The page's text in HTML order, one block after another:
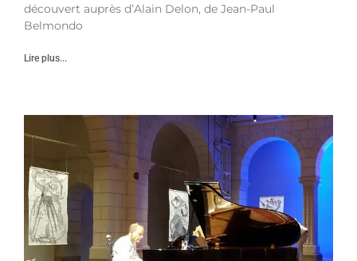
découvert auprès d’Alain Delon, de Jean-Paul
Belmondo
Lire plus...